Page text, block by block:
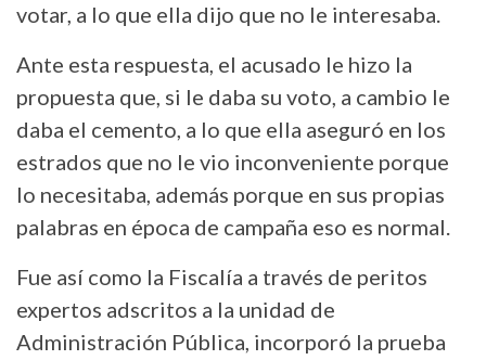
votar, a lo que ella dijo que no le interesaba.
Ante esta respuesta, el acusado le hizo la
propuesta que, si le daba su voto, a cambio le
daba el cemento, a lo que ella aseguró en los
estrados que no le vio inconveniente porque
lo necesitaba, además porque en sus propias
palabras en época de campaña eso es normal.
Fue así como la Fiscalía a través de peritos
expertos adscritos a la unidad de
Administración Pública, incorporó la prueba